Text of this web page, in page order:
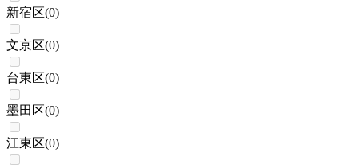
新宿区(0)
文京区(0)
台東区(0)
墨田区(0)
江東区(0)